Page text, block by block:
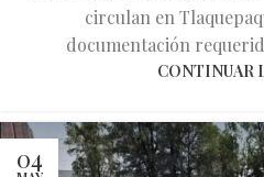
circulan en
documentación
CONTINUAR
04